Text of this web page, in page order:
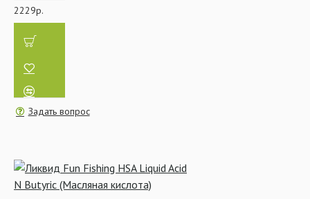
2229р.
Задать вопрос